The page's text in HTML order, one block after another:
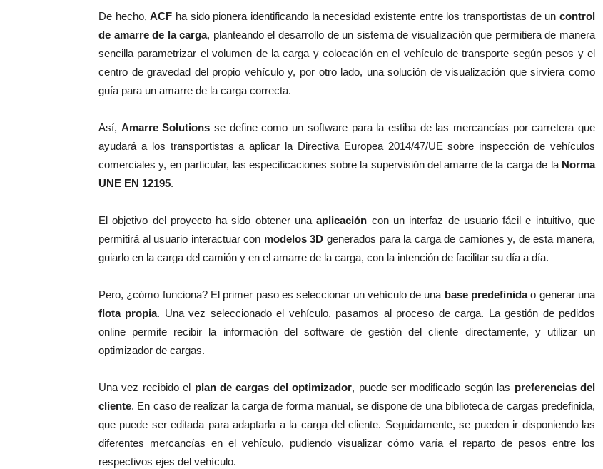
De hecho,ACF ha sido pionera identificando la necesidad existente entre los transportistas de uncontrol
de amarre de la carga, planteando el desarrollo de un sistema de visualización que permitiera de manera
sencilla parametrizar el volumen de la carga y colocación en el vehículo de transporte según pesos y el
centro de gravedad del propio vehículo y, por otro lado, una solución de visualización que sirviera como
guía para un amarre de la carga correcta.
Así, Amarre Solutions se define como un software para la estiba de las mercancías por carretera que
ayudará a los transportistas a aplicar la Directiva Europea 2014/47/UE sobre inspección de vehículos
comerciales y, en particular, las especificaciones sobre la supervisión del amarre de la carga de la Norma
UNE EN 12195.
El objetivo del proyecto ha sido obtener unaaplicación con un interfaz de usuario fácil e intuitivo, que
permitirá al usuario interactuar con modelos 3D generados para la carga de camiones y, de esta manera,
guiarlo en la carga del camión y en el amarre de la carga, con la intención de facilitar su día a día.
Pero, ¿cómo funciona? El primer paso es seleccionar un vehículo de una base predefinidao generar una
flota propia. Una vez seleccionado el vehículo, pasamos al proceso de carga. La gestión de pedidos
online permite recibir la información del software de gestión del cliente directamente, y utilizar un
optimizador de cargas.
Una vez recibido el plan de cargas del optimizador, puede ser modificado según las preferencias del
cliente. En caso de realizar la carga de forma manual, se dispone de una biblioteca de cargas predefinida,
que puede ser editada para adaptarla a la carga del cliente. Seguidamente, se pueden ir disponiendo las
diferentes mercancías en el vehículo, pudiendo visualizar cómo varía el reparto de pesos entre los
respectivos ejes del vehículo.